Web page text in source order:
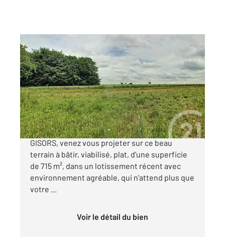
GISORS 27
715 m2
Ref : 676309
Terrain à vendre
63 900 €
Situé dans un charmant village, à 15 minutes de
GISORS, venez vous projeter sur ce beau
terrain à bâtir, viabilisé, plat, d'une superficie
de 715 m², dans un lotissement récent avec
environnement agréable, qui n'attend plus que
votre ...
Voir le détail du bien